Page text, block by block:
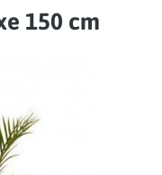
150 cm